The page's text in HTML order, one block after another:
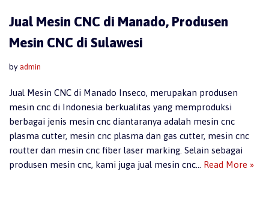
Jual Mesin CNC di Manado, Produsen
Mesin CNC di Sulawesi
byadmin
Jual Mesin CNC di Manado Inseco, merupakan produsen
mesin cnc di Indonesia berkualitas yang memproduksi
berbagai jenis mesin cnc diantaranya adalah mesin cnc
plasma cutter, mesin cnc plasma dan gas cutter, mesin cnc
routter dan mesin cnc fiber laser marking. Selain sebagai
produsen mesin cnc, kami juga jual mesin cnc… Read More »